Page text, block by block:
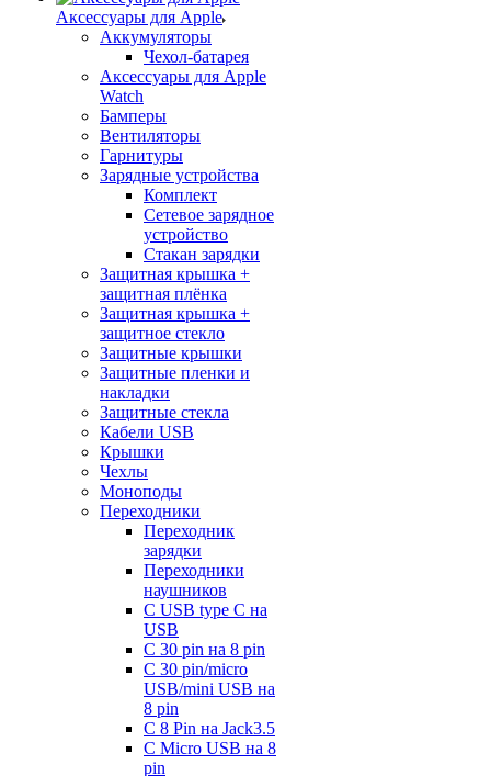
Аксессуары для Apple
Аккумуляторы
Чехол-батарея
Аксессуары для Apple
Watch
Бамперы
Вентиляторы
Гарнитуры
Зарядные устройства
Комплект
Сетевое зарядное
устройство
Стакан зарядки
Защитная крышка +
защитная плёнка
Защитная крышка +
защитное стекло
Защитные крышки
Защитные пленки и
накладки
Защитные стекла
Кабели USB
Крышки
Чехлы
Моноподы
Переходники
Переходник
зарядки
Переходники
наушников
С USB type C на
USB
С 30 pin на 8 pin
С 30 pin/micro
USB/mini USB на
8 pin
С 8 Pin на Jack3.5
С Micro USB на 8
pin